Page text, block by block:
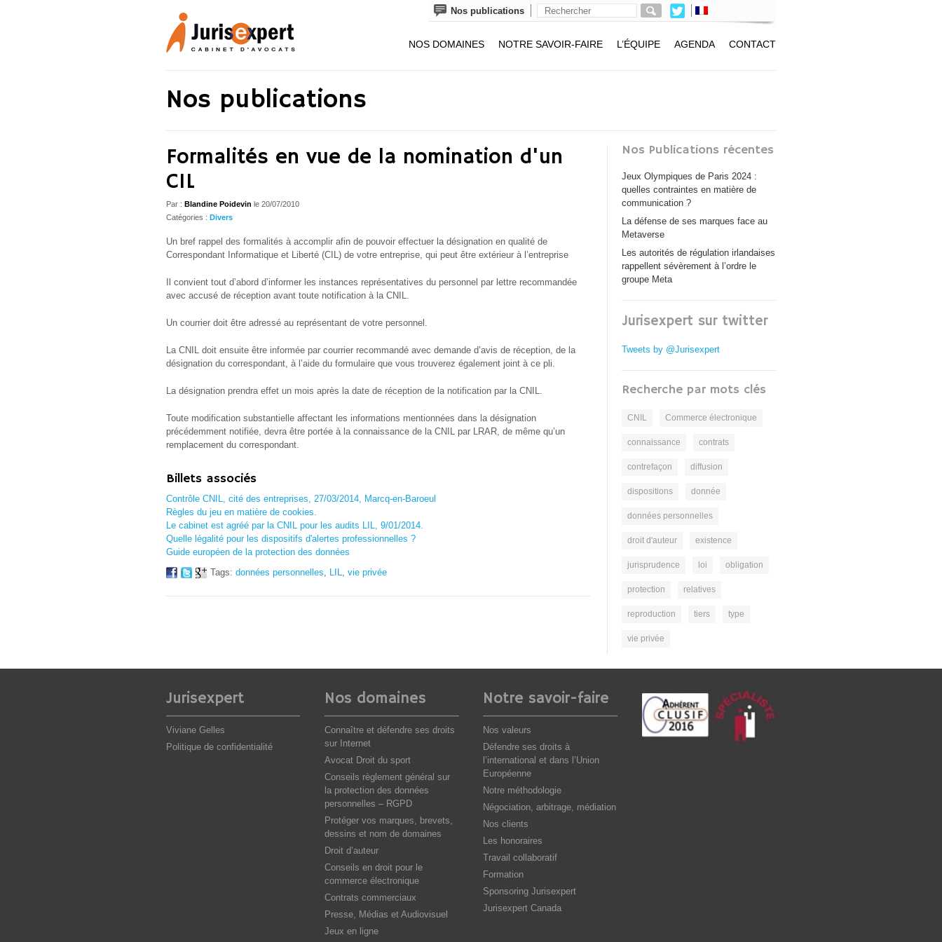
Nos publications
NOS DOMAINES NOTRE SAVOIR-FAIRE L’ÉQUIPE AGENDA CONTACT
Nos publications
Formalités en vue de la nomination d'un
CIL
Par : Blandine Poidevin le 20/07/2010
Catégories : Divers
Un bref rappel des formalités à accomplir afin de pouvoir effectuer la désignation en qualité de
Correspondant Informatique et Liberté (CIL) de votre entreprise, qui peut être extérieur à l’entreprise
Il convient tout d’abord d’informer les instances représentatives du personnel par lettre recommandée
avec accusé de réception avant toute notification à la CNIL.
Un courrier doit être adressé au représentant de votre personnel.
La CNIL doit ensuite être informée par courrier recommandé avec demande d’avis de réception, de la
désignation du correspondant, à l’aide du formulaire que vous trouverez également joint à ce pli.
La désignation prendra effet un mois après la date de réception de la notification par la CNIL.
Toute modification substantielle affectant les informations mentionnées dans la désignation
précédemment notifiée, devra être portée à la connaissance de la CNIL par LRAR, de même qu’un
remplacement du correspondant.
Billets associés
Contrôle CNIL, cité des entreprises, 27/03/2014, Marcq-en-Baroeul
Règles du jeu en matière de cookies.
Le cabinet est agréé par la CNIL pour les audits LIL, 9/01/2014.
Quelle légalité pour les dispositifs d'alertes professionnelles ?
Guide européen de la protection des données
Tags: données personnelles, LIL, vie privée
Nos Publications récentes
Jeux Olympiques de Paris 2024 :
quelles contraintes en matière de
communication ?
La défense de ses marques face au
Metaverse
Les autorités de régulation irlandaises
rappellent sévèrement à l’ordre le
groupe Meta
Jurisexpert sur twitter
Tweets by @Jurisexpert
Recherche par mots clés
CNIL Commerce électronique
connaissance contrats
contrefaçon diffusion
dispositions donnée
données personnelles
droit d'auteur existence
jurisprudence loi obligation
protection relatives
reproduction tiers type
vie privée
Jurisexpert
Viviane Gelles
Politique de confidentialité
Nos domaines
Connaître et défendre ses droits
sur Internet
Avocat Droit du sport
Conseils règlement général sur
la protection des données
personnelles – RGPD
Protéger vos marques, brevets,
dessins et nom de domaines
Droit d’auteur
Conseils en droit pour le
commerce électronique
Contrats commerciaux
Presse, Médias et Audiovisuel
Jeux en ligne
Notre savoir-faire
Nos valeurs
Défendre ses droits à
l’international et dans l’Union
Européenne
Notre méthodologie
Négociation, arbitrage, médiation
Nos clients
Les honoraires
Travail collaboratif
Formation
Sponsoring Jurisexpert
Jurisexpert Canada